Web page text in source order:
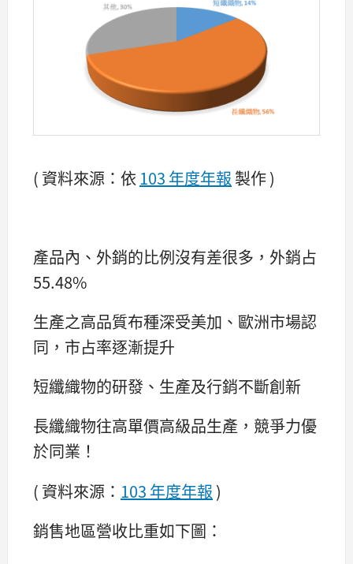
( 資料來源：依 103 年度年報 製作 )
產品內、外銷的比例沒有差很多，外銷占
55.48%
生產之高品質布種深受美加、歐洲市場認
同，市占率逐漸提升
短纖織物的研發、生產及行銷不斷創新
長纖織物往高單價高級品生產，競爭力優
於同業！
( 資料來源： 103 年度年報 )
銷售地區營收比重如下圖：